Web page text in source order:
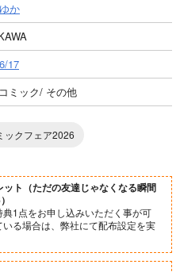
か
17
ミック/ その他
ックフェア2026
ット（ただの友達じゃなくなる瞬間
1点をお申し込みいただく事が可
る場合は、弊社にて配布設定を実